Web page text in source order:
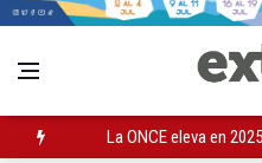
La ONCE eleva en